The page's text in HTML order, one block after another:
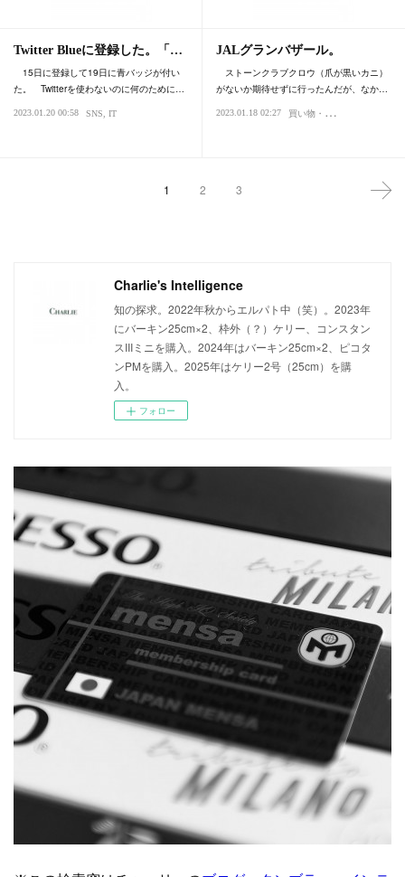
Twitter Blueに登録した。「…
15日に登録して19日に青バッジが付い
た。 Twitterを使わないのに何のために…
2023.01.20 00:58 SNS IT
JALグランバザール。
ストーンクラブクロウ（爪が黒いカニ）
がないか期待せずに行ったんだが、なか…
2023.01.18 02:27 買
い物・デパート
1 2 3
Charlie's Intelligence
知の探求。2022年秋からエルパト中（笑）。2023年
にバーキン25cm×2、枠外（？）ケリー、コンスタン
スIIIミニを購入。2024年はバーキン25cm×2、ピコタ
ンPMを購入。2025年はケリー2号（25cm）を購
入。
フォロー